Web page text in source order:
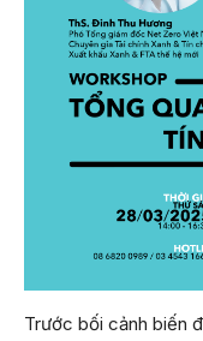
Trước bối cảnh biến